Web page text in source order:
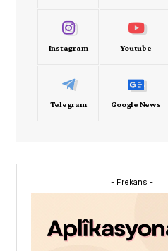
Instagram Youtube
Telegram Google News
- Frekans -